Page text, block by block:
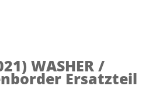
WASHER /
Ersatzteil